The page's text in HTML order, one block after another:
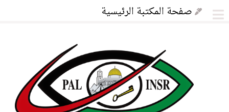
صفحة المكتبة الرئيسية